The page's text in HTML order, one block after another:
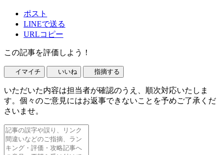
ポスト
LINEで送る
URLコピー
この記事を評価しよう！
イマイチ いいね 指摘する
いただいた内容は担当者が確認のうえ、順次対応いたしま
す。個々のご意見にはお返事できないことを予めご了承くだ
さいませ。